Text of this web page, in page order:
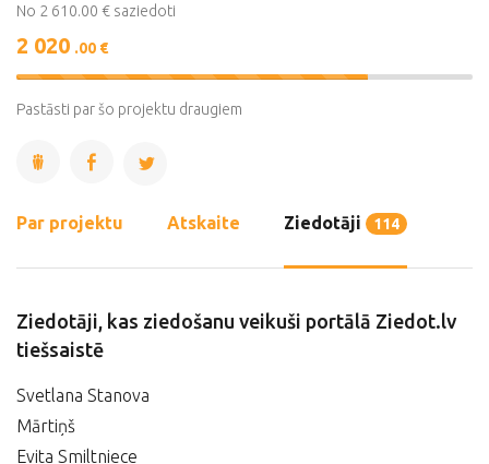
No 2 610.00 € saziedoti
2 020 .00 €
77%
Complete
Pastāsti par šo projektu draugiem
Par projektu Atskaite Ziedotāji 114
Ziedotāji, kas ziedošanu veikuši portālā Ziedot.lv
tiešsaistē
Svetlana Stanova
Mārtiņš
Evita Smiltniece